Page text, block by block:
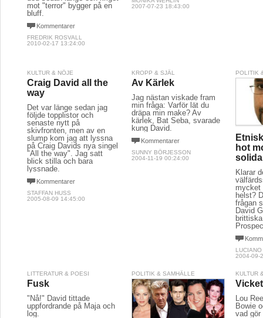
mot "terror" bygger på en
bluff.
Kommentarer
FREDRIK ROSVALL
2010-02-17 13:24:00
2007-07-23 18:43:00
KULTUR & NÖJE
Craig David all the
way
Det var länge sedan jag
följde topplistor och
senaste nytt på
skivfronten, men av en
slump kom jag att lyssna
på Craig Davids nya singel
"All the way". Jag satt
blick stilla och bara
lyssnade.
Kommentarer
STAFFAN HUSS
2005-08-09 14:45:00
KROPP & SJÄL
Av Kärlek
Jag nästan viskade fram
min fråga: Varför lät du
dräpa min make? Av
kärlek, Bat Seba, svarade
kung David.
Kommentarer
SUNNY BÖRJESSON
2004-11-19 00:24:00
POLITIK
hot
Klarar
mycket
helst?
frågan
David
2004-09-
LITTERATUR & POESI
Fusk
"Nå!" David tittade
uppfordrande på Maja och
log.
POLITIK & SAMHÄLLE KULTUR
Lou
Bowie
vad gör